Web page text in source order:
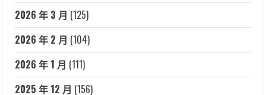
2026 年 3 月 (125)
2026 年 2 月 (104)
2026 年 1 月 (111)
2025 年 12 月 (156)